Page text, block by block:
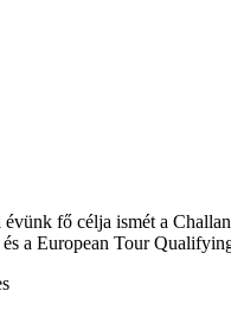
fő célja ismét a
a European Tour